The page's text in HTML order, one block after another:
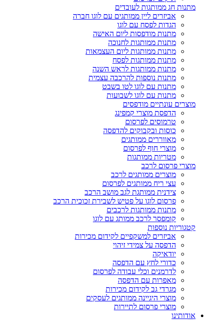
מתנות חג ממותגות לעובדים
אביזרים ליין ממותגים עם לוגו חברה
הגדות לפסח עם לוגו
מתנות מודפסות ליום האישה
מתנות ממותגות לחנוכה
מתנות ממותגות ליום העצמאות
מתנות ממותגות לפסח
מתנות ממותגות לראש השנה
מתנות נוספות להרכבה עצמית
מתנות עם לוגו לטו בשבט
מתנות עם לוגו לשבועות
מוצרים עונתיים מודפסים
הדפסת מוצרי קמפינג
טרמוסים לפרסום
כוסות ובקבוקים להדפסה
מאווררים ממותגים
מוצרי חוף לפרסום
מטריות ממותגות
מוצרי פרסום לרכב
מוצרים ממותגים לרכב
עצי ריח ממותגים לפרסום
צידנית ממותגת לגב מושב הרכב
פרסום לוגו על פטיש לשבירת זכוכית הרכב
מתנות ממותגות לרכבים
קומפסר לרכב ממותג עם לוגו
קטגוריות נוספות
אביזרים למשקפיים לקידום מכירות
הדפסה על צמידי זיהוי
יודאיקה
כדורי לחץ עם הדפסה
לדרמנים וכלי עבודה לפרסום
מאפרות עם הדפסה
מגרדי גב לקידום מכירות
מוצרי היגיינה ממותגים לעסקים
מוצרי פרסום לתיירות
אודותינו